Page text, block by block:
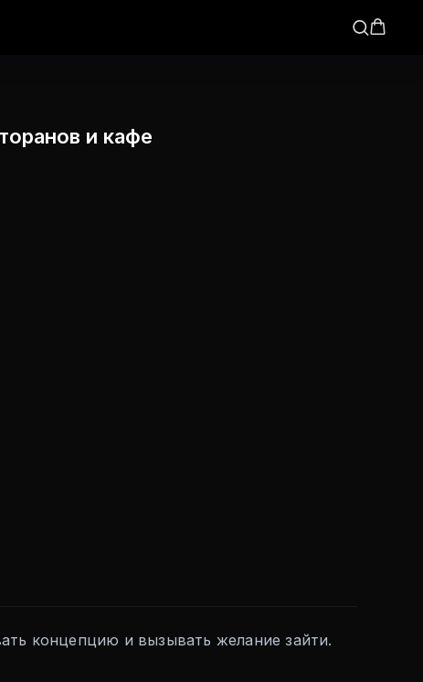
и кафе
концепцию и вызывать желание зайти.